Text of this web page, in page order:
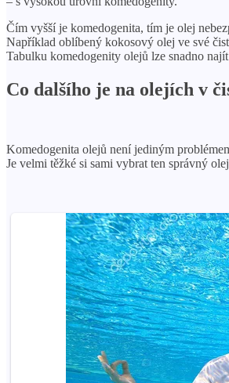
Čím vyšší je komedogenita, tím je olej
Například oblíbený kokosový olej ve své
Tabulku komedogenity olejů lze snadno
Co dalšího je na olejích v
Komedogenita olejů není jediným
Je velmi těžké si sami vybrat ten správný